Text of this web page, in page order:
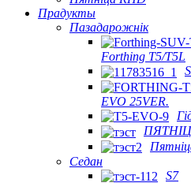
Прадукты
Пазадарожнік
Forthing T5/T5L
EVO 25VER.
Седан
S7